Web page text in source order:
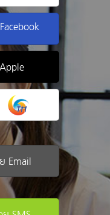
Email